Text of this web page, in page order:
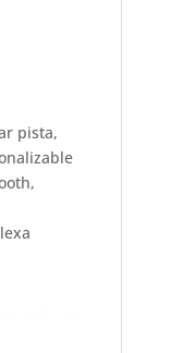
pista,